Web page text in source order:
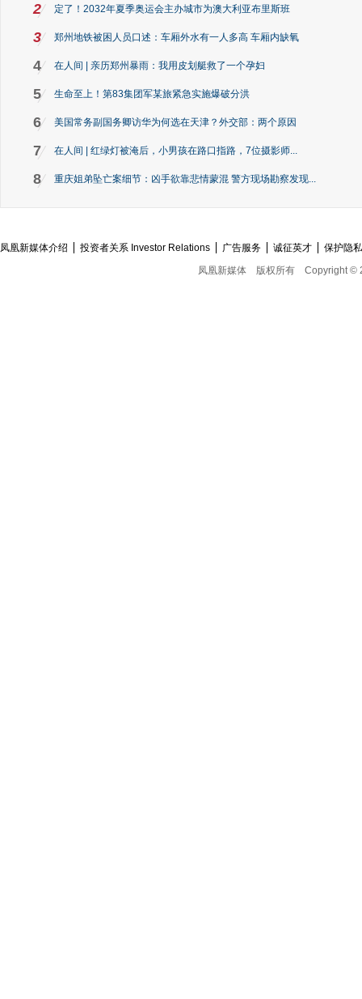
2 定了！2032年夏季奥运会主办城市为澳大利亚布里斯班
3 郑州地铁被困人员口述：车厢外水有一人多高 车厢内缺氧
4 在人间 | 亲历郑州暴雨：我用皮划艇救了一个孕妇
5 生命至上！第83集团军某旅紧急实施爆破分洪
6 美国常务副国务卿访华为何选在天津？外交部：两个原因
7 在人间 | 红绿灯被淹后，小男孩在路口指路，7位摄影师...
8 重庆姐弟坠亡案细节：凶手欲靠悲情蒙混 警方现场勘察发现...
凤凰新媒体介绍 投资者关系 Investor Relations 广告服务 诚征英才
保护隐
凤凰新媒体
版权所有 Copyright ©